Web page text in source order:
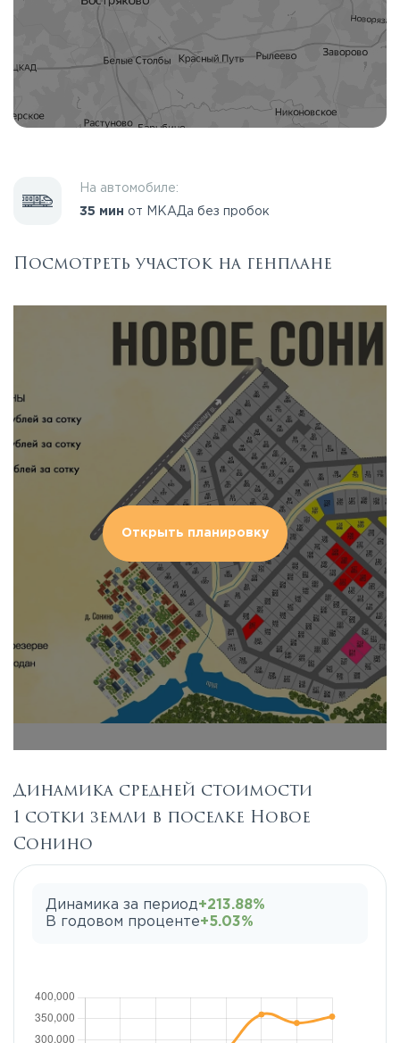
На автомобиле:
35 мин от МКАДа без пробок
Посмотреть участок на генплане
Открыть планировку
Динамика средней стоимости
1 сотки земли в поселке Новое
Сонино
Динамика за период+213.88%
В годовом проценте+5.03%